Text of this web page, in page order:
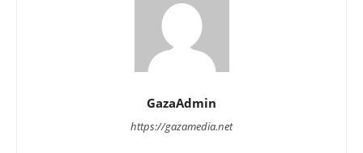
GazaAdmin
https://gazamedia.net